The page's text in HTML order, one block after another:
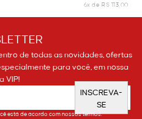
6x de R$ 113,00
de todas as novidades, ofertas
para você, em nossa
VIP!
INSCREVA-
SE
está de acordo com nossos termos.